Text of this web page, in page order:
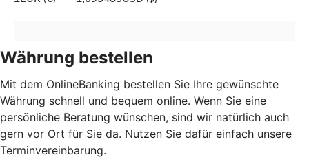
Währung bestellen
Mit dem OnlineBanking bestellen Sie Ihre gewünschte
Währung schnell und bequem online. Wenn Sie eine
persönliche Beratung wünschen, sind wir natürlich auch
gern vor Ort für Sie da. Nutzen Sie dafür einfach unsere
Terminvereinbarung.